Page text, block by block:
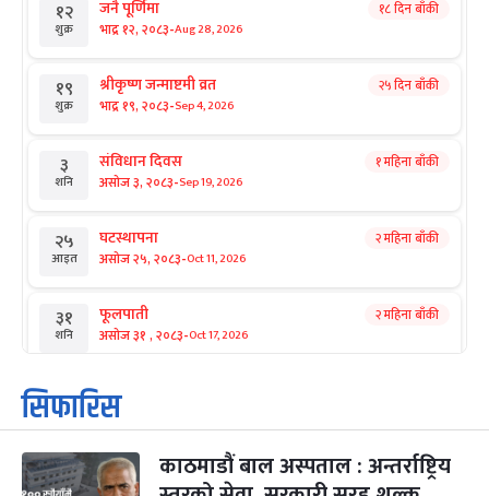
१२
शुक्र
जनै पूर्णिमा
भाद्र १२, २०८३-Aug 28, 2026
१८ दिन बाँकी
१९
शुक्र
श्रीकृष्ण जन्माष्टमी व्रत
भाद्र १९, २०८३-Sep 4, 2026
२५ दिन बाँकी
३
शनि
संविधान दिवस
असोज ३, २०८३-Sep 19, 2026
१ महिना बाँकी
२५
आइत
घटस्थापना
असोज २५, २०८३-Oct 11, 2026
२ महिना बाँकी
३१
शनि
फूलपाती
असोज ३१ , २०८३-Oct 17, 2026
२ महिना बाँकी
१
आइत
कार्तिक सङ्क्रान्ति
कार्तिक १, २०८३
३
मंगल
महानवमी
कार्तिक ३, २०८३-Oct 20, 2026
२ महिना बाँकी
सिफारिस
काठमाडौं बाल अस्पताल : अन्तर्राष्ट्रिय